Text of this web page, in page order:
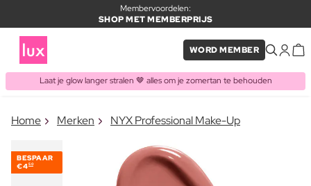
Membervoordelen:
SHOP MET MEMBERPRIJS
WORD MEMBER
Laat je glow langer stralen 🤎 alles om je zomertan te behouden
ITEM TOEGEVOEGD AAN
Vaak samen gekocht met
Home Merken NYX Professional Make-Up
BESPAAR
€450